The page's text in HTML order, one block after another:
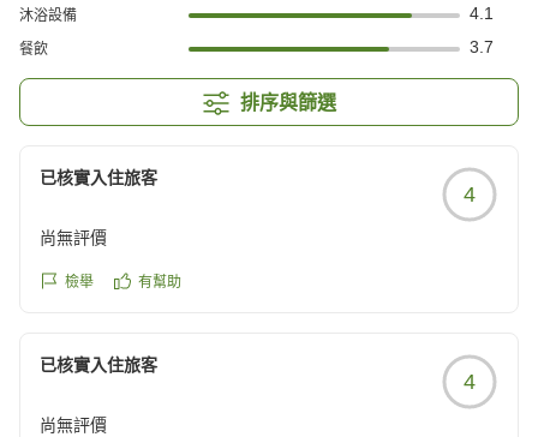
沐浴設備 4.1
餐飲 3.7
排序與篩選
已核實入住旅客
4
尚無評價
檢舉 有幫助
已核實入住旅客
4
尚無評價